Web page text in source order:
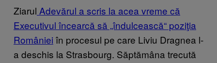
Ziarul Adevărul a scris la acea vreme că
Executivul încearcă să „îndulcească“ poziţia
României în procesul pe care Liviu Dragnea l-
a deschis la Strasbourg. Săptămâna trecută